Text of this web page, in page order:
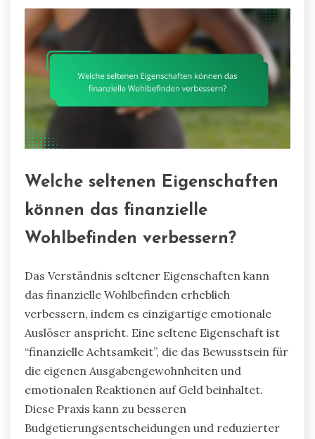
Welche seltenen Eigenschaften
können das finanzielle
Wohlbefinden verbessern?
Das Verständnis seltener Eigenschaften kann
das finanzielle Wohlbefinden erheblich
verbessern, indem es einzigartige emotionale
Auslöser anspricht. Eine seltene Eigenschaft ist
“finanzielle Achtsamkeit”, die das Bewusstsein für
die eigenen Ausgabengewohnheiten und
emotionalen Reaktionen auf Geld beinhaltet.
Diese Praxis kann zu besseren
Budgetierungsentscheidungen und reduzierter